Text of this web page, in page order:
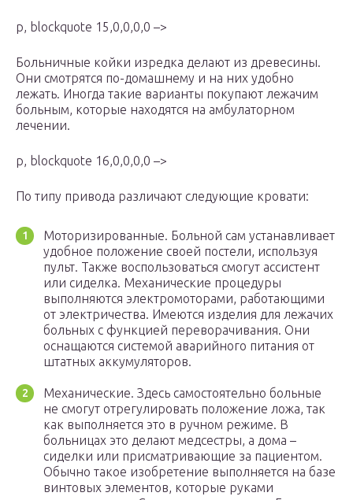
p, blockquote 15,0,0,0,0 –>
Больничные койки изредка делают из древесины.
Они смотрятся по-домашнему и на них удобно
лежать. Иногда такие варианты покупают лежачим
больным, которые находятся на амбулаторном
лечении.
p, blockquote 16,0,0,0,0 –>
По типу привода различают следующие кровати:
Моторизированные. Больной сам устанавливает
удобное положение своей постели, используя
пульт. Также воспользоваться смогут ассистент
или сиделка. Механические процедуры
выполняются электромоторами, работающими
от электричества. Имеются изделия для лежачих
больных с функцией переворачивания. Они
оснащаются системой аварийного питания от
штатных аккумуляторов.
Механические. Здесь самостоятельно больные
не смогут отрегулировать положение ложа, так
как выполняется это в ручном режиме. В
больницах это делают медсестры, а дома –
сиделки или присматривающие за пациентом.
Обычно такое изобретение выполняется на базе
винтовых элементов, которые руками